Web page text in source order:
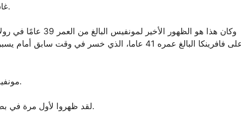
غاستون 6-2، 6-3، 3-6، 2-6، 6-0.
وكان هذا هو الظهور
مونفيس وفافرينكا سيعتزلان نهاية العام.
لقد ظهروا لأول مرة في بطولة فرنسا المفتوحة قبل 21 عامًا.